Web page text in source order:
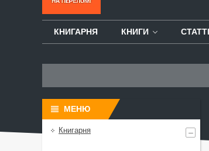
КНИГАРНЯ КНИГИ СТАТТІ
Книгарня